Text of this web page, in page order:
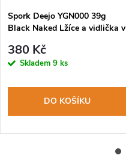
Spork Deejo YGN000 39g
Black Naked Lžíce a vidlička v
380 Kč
Skladem 9 ks
DO KOŠÍKU